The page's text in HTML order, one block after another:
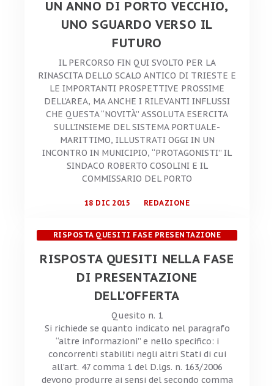
UN ANNO DI PORTO VECCHIO,
UNO SGUARDO VERSO IL
FUTURO
IL PERCORSO FIN QUI SVOLTO PER LA
RINASCITA DELLO SCALO ANTICO DI TRIESTE E
LE IMPORTANTI PROSPETTIVE PROSSIME
DELL’AREA, MA ANCHE I RILEVANTI INFLUSSI
CHE QUESTA “NOVITÀ” ASSOLUTA ESERCITA
SULL’INSIEME DEL SISTEMA PORTUALE-
MARITTIMO, ILLUSTRATI OGGI IN UN
INCONTRO IN MUNICIPIO, “PROTAGONISTI” IL
SINDACO ROBERTO COSOLINI E IL
COMMISSARIO DEL PORTO
18 DIC 2015 REDAZIONE
RISPOSTA QUESITI FASE PRESENTAZIONE
RISPOSTA QUESITI NELLA FASE
DI PRESENTAZIONE
DELL’OFFERTA
Quesito n. 1
Si richiede se quanto indicato nel paragrafo
“altre informazioni” e nello specifico: i
concorrenti stabiliti negli altri Stati di cui
all’art. 47 comma 1 del D.lgs. n. 163/2006
devono produrre ai sensi del secondo comma